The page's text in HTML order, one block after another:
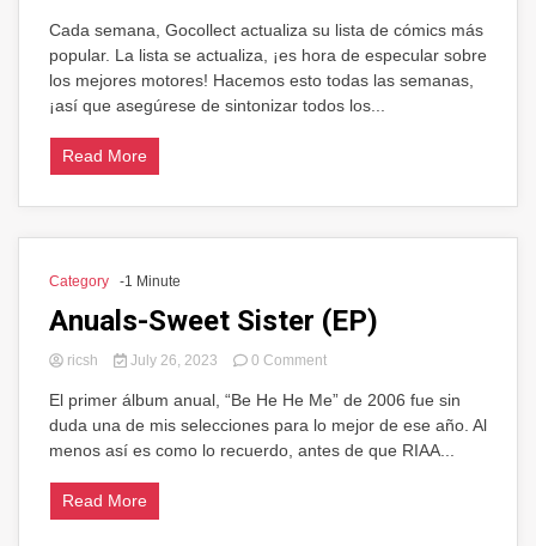
Actualización
más
popular
de
Cada semana, Gocollect actualiza su lista de cómics más
popular. La lista se actualiza, ¡es hora de especular sobre
los mejores motores! Hacemos esto todas las semanas,
¡así que asegúrese de sintonizar todos los...
Read More
Category -1 Minute
Anuals-Sweet Sister (EP)
ricsh July 26, 2023 0 Commenton
Sweet
Sister
(EP)
El primer álbum anual, “Be He He Me” de 2006 fue sin
duda una de mis selecciones para lo mejor de ese año. Al
menos así es como lo recuerdo, antes de que RIAA...
Read More